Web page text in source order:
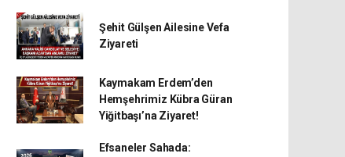
Şehit Gülşen Ailesine Vefa
Ziyareti
Kaymakam Erdem’den
Hemşehrimiz Kübra Güran
Yiğitbaşı’na Ziyaret!
Efsaneler Sahada: